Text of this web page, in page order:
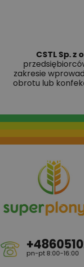
CSTL Sp. z
zakresie
obrotu lub
pn-pt 8:00-16:00